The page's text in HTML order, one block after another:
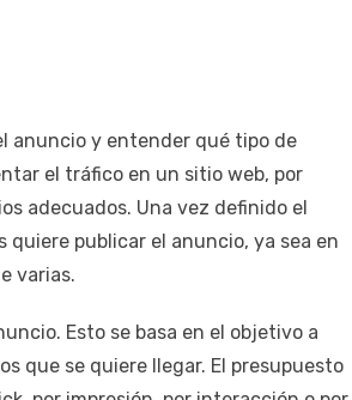
anuncio y entender qué tipo de
el tráfico en un sitio web, por
adecuados. Una vez definido el
publicar el anuncio, ya sea en
varias.
Esto se basa en el objetivo a
que se quiere llegar. El presupuesto